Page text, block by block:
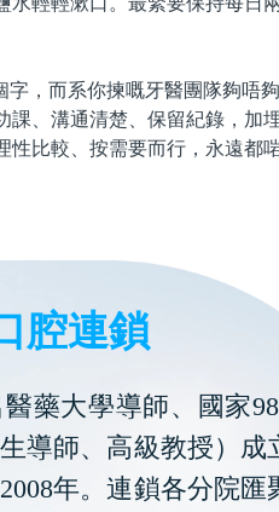
，而系你揀嘅牙醫團隊夠唔
、溝通清楚、保留紀錄，加
比較、按需要而行，永遠都啱
腔連鎖
藥大學導師、國家
導師、高級教授）成
年。連鎖各分院匯